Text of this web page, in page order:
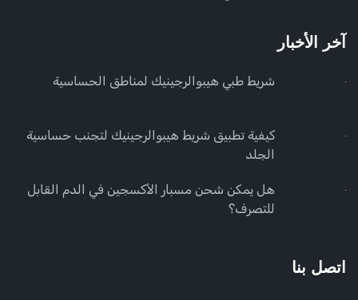
آخر الأخبار
شريط طبي هيبوالرجينيك لمناطق الحساسية
كيفية تطبيق شريط هيبوالرجينيك لتجنب حساسية
الجلد
هل يمكن شحن مسبار الأكسجين في الدم القابل
للتصرف؟
اتصل بنا